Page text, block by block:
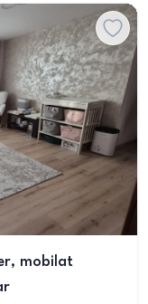
mobilat